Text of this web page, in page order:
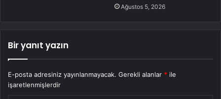
Ağustos 5, 2026
Bir yanıt yazın
E-posta adresiniz yayınlanmayacak. Gerekli alanlar * ile
işaretlenmişlerdir